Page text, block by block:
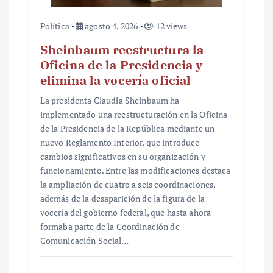
Política agosto 4, 2026 12 views
Sheinbaum reestructura la
Oficina de la Presidencia y
elimina la vocería oficial
La presidenta Claudia Sheinbaum ha
implementado una reestructuración en la Oficina
de la Presidencia de la República mediante un
nuevo Reglamento Interior, que introduce
cambios significativos en su organización y
funcionamiento. Entre las modificaciones destaca
la ampliación de cuatro a seis coordinaciones,
además de la desaparición de la figura de la
vocería del gobierno federal, que hasta ahora
formaba parte de la Coordinación de
Comunicación Social…